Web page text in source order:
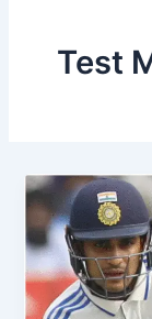
Test